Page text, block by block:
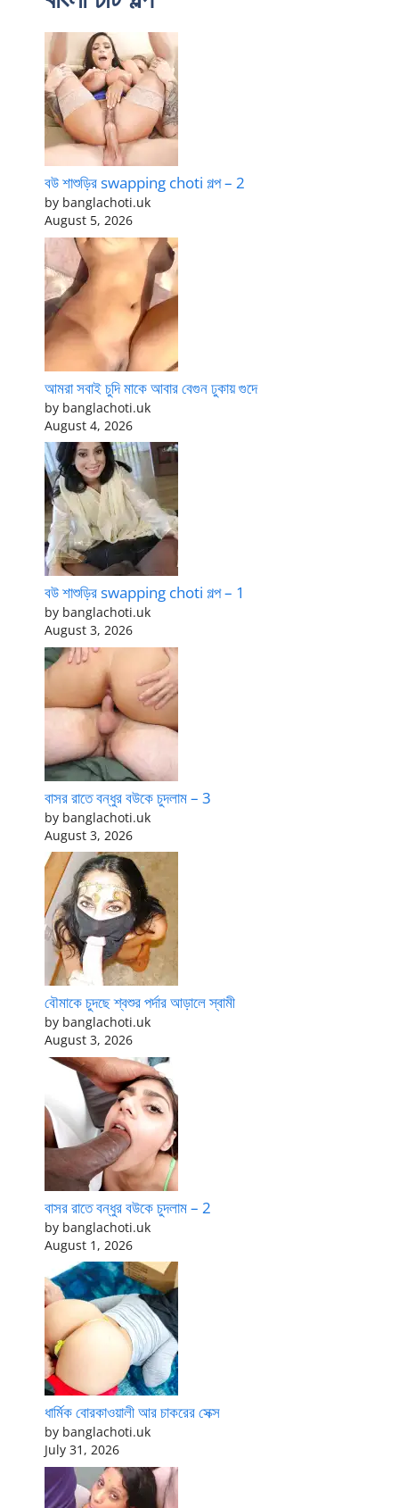
বউ শাশুড়ির swapping choti গল্প – 2
by banglachoti.uk
August 5, 2026
আমরা সবাই চুদি মাকে আবার বেগুন ঢুকায় গুদে
by banglachoti.uk
August 4, 2026
বউ শাশুড়ির swapping choti গল্প – 1
by banglachoti.uk
August 3, 2026
বাসর রাতে বন্ধুর বউকে চুদলাম – 3
by banglachoti.uk
August 3, 2026
বৌমাকে চুদছে শ্বশুর পর্দার আড়ালে স্বামী
by banglachoti.uk
August 3, 2026
বাসর রাতে বন্ধুর বউকে চুদলাম – 2
by banglachoti.uk
August 1, 2026
ধার্মিক বোরকাওয়ালী আর চাকরের সেক্স
by banglachoti.uk
July 31, 2026